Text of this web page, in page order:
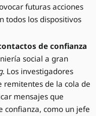
futuras acciones
todos los dispositivos
de confianza
social a gran
. Los investigadores
de la cola de
mensajes que
confianza, como un jefe